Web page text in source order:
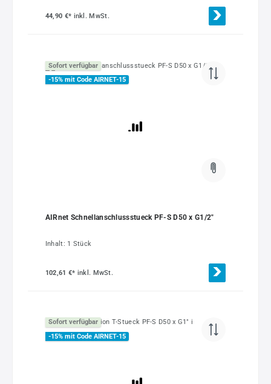
44,90 €* inkl. MwSt.
Sofort verfügbar
-15% mit Code AIRNET-15
AIRnet Schnellanschlussstueck PF-S D50 x G1/2"
Inhalt: 1 Stück
102,61 €* inkl. MwSt.
Sofort verfügbar
-15% mit Code AIRNET-15